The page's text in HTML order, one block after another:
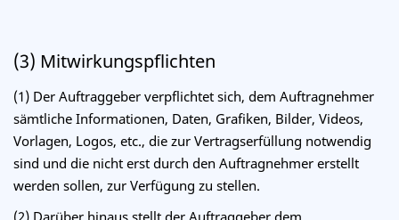
(3) Mitwirkungspflichten
(1) Der Auftraggeber verpflichtet sich, dem Auftragnehmer
sämtliche Informationen, Daten, Grafiken, Bilder, Videos,
Vorlagen, Logos, etc., die zur Vertragserfüllung notwendig
sind und die nicht erst durch den Auftragnehmer erstellt
werden sollen, zur Verfügung zu stellen.
(2) Darüber hinaus stellt der Auftraggeber dem